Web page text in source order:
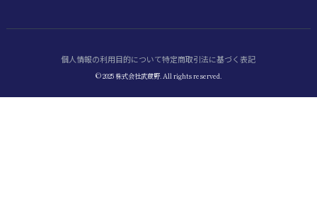
個人情報の利用目的について特定商取引法に基づく表記
© 2025 株式会社武蔵野. All rights reserved.